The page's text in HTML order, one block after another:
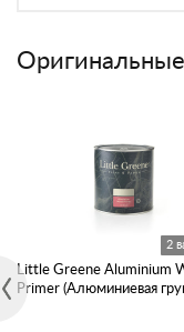
2
Little Greene Aluminium
Primer (Алюминиевая